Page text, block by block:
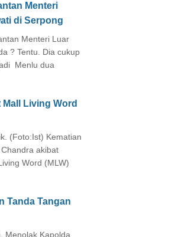
Menteri
di Serpong
Menteri Luar
? Tentu. Dia cukup
Menlu dua
Living Word
(Foto:Ist) Kematian
akibat
Word (MLW)
Tanda Tangan
Menolak Kapolda